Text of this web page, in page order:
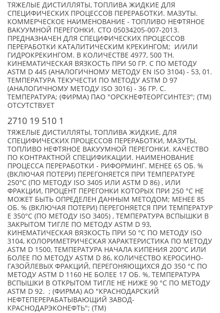
ТЯЖЕЛЫЕ ДИСТИЛЛЯТЫ, ТОПЛИВА ЖИДКИЕ ДЛЯ
СПЕЦИФИЧЕСКИХ ПРОЦЕССОВ ПЕРЕРАБОТКИ. МАЗУТЫ.
КОММЕРЧЕСКОЕ НАИМЕНОВАНИЕ - ТОПЛИВО НЕФТЯНОЕ
ВАКУУМНОЙ ПЕРЕГОНКИ. СТО 05034205-007-2013.
ПРЕДНАЗНАЧЕН ДЛЯ СПЕЦИФИЧЕСКИХ ПРОЦЕССОВ
ПЕРЕРАБОТКИ КАТАЛИТИЧЕСКИМ КРЕКИНГОМ; И/ИЛИ
ГИДРОКРЕКИНГОМ. В КОЛИЧЕСТВЕ 4977, 500 ТН.
КИНЕМАТИЧЕСКАЯ ВЯЗКОСТЬ ПРИ 50 ГР. С ПО МЕТОДУ
ASTM D 445 (АНАЛОГИЧНОМУ МЕТОДУ EN ISO 3104) - 53, 01.
ТЕМПЕРАТУРА ТЕКУЧЕСТИ ПО МЕТОДУ ASTM D 97
(АНАЛОГИЧНОМУ МЕТОДУ ISO 3016) - 36 ГР. С.
ТЕМПЕРАТУРА; (ФИРМА) ПАО "ОРСКНЕФТЕОРГСИНТЕЗ"; (TM)
ОТСУТСТВУЕТ
2710 19 510 1
ТЯЖЕЛЫЕ ДИСТИЛЛЯТЫ, ТОПЛИВА ЖИДКИЕ, ДЛЯ
СПЕЦИФИЧЕСКИХ ПРОЦЕССОВ ПЕРЕРАБОТКИ, МАЗУТЫ,
ТОПЛИВО НЕФТЯНОЕ ВАКУУМНОЙ ПЕРЕГОНКИ. КАЧЕСТВО
ПО КОНТРАКТНОЙ СПЕЦИФИКАЦИИ. НАИМЕНОВАНИЕ
ПРОЦЕССА ПЕРЕРАБОТКИ - РИФОРМИНГ. МЕНЕЕ 65 ОБ. %
(ВКЛЮЧАЯ ПОТЕРИ) ПЕРЕГОНЯЕТСЯ ПРИ ТЕМПЕРАТУРЕ
250°С (ПО МЕТОДУ ISO 3405 ИЛИ ASTM D 86) , ИЛИ
ФРАКЦИИ, ПРОЦЕНТ ПЕРЕГОНКИ КОТОРЫХ ПРИ 250 °С НЕ
МОЖЕТ БЫТЬ ОПРЕДЕЛЕН ДАННЫМ МЕТОДОМ; МЕНЕЕ 85
ОБ. % (ВКЛЮЧАЯ ПОТЕРИ) ПЕРЕГОНЯЕТСЯ ПРИ ТЕМПЕРАТУР
Е 350°С (ПО МЕТОДУ ISO 3405) , ТЕМПЕРАТУРА ВСПЫШКИ В
ЗАКРЫТОМ ТИГЛЕ ПО МЕТОДУ ASTM D 93,
КИНЕМАТИЧЕСКАЯ ВЯЗКОСТЬ ПРИ 50 °С ПО МЕТОДУ ISO
3104, КОЛОРИМЕТРИЧЕСКАЯ ХАРАКТЕРИСТИКА ПО МЕТОДУ
ASTM D 1500, ТЕМПЕРАТУРА НАЧАЛА КИПЕНИЯ 200°С ИЛИ
БОЛЕЕ ПО МЕТОДУ ASTM D 86, КОЛИЧЕСТВО КЕРОСИНО-
ГАЗОЙЛЕВЫХ ФРАКЦИЙ, ПЕРЕГОНЯЮЩИХСЯ ДО 350 °С ПО
МЕТОДУ ASTM D 1160 НЕ БОЛЕЕ 17 ОБ. %, ТЕМПЕРАТУРА
ВСПЫШКИ В ОТКРЫТОМ ТИГЛЕ НЕ НИЖЕ 90 °С ПО МЕТОДУ
ASTM D 92. ; (ФИРМА) АО "КРАСНОДАРСКИЙ
НЕФТЕПЕРЕРАБАТЫВАЮЩИЙ ЗАВОД-
КРАСНОДАРЭКОНЕФТЬ"; (TM)